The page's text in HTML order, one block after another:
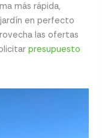
más rápida,
en perfecto
las ofertas
presupuesto